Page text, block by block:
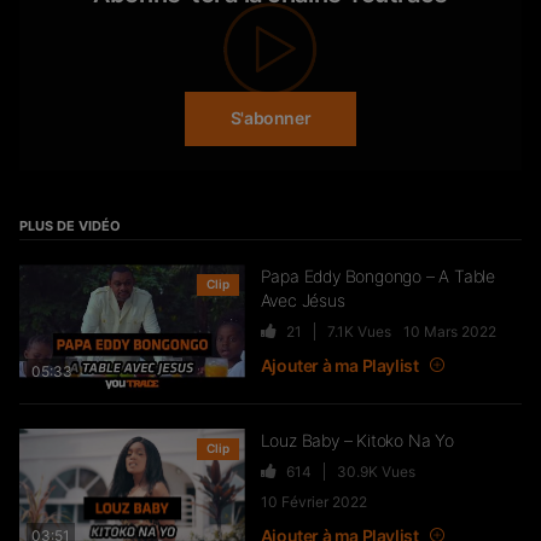
43.1K
Wawa – Accélérer
27 7.8K
Djecko El Franceso – Faut Que
J’men Sorte
28 8K Vues
DJ Quick, Naps & Bosh – MAKING
OF “Vamos”
39 5.2KVues
25 juin 2020 à 17 h 15 min
25 juin 2020 à 9 h 19 min
J'aime ce que tu fais continue comme ça Tu iras
Habib London
25 juin 2020 à 9 h 12 min
Super
Myla S
25 juin 2020 à 9 h 03 min
Beau travail
S'abonner
PLUS DE VIDÉO
05:33
Clip
Papa Eddy Bongongo – A Table
Avec Jésus
21 7.1K Vues 10 Mars 2022
Ajouter à ma Playlist
03:51
Clip Louz Baby – Kitoko Na Yo
614 30.9K Vues
10 Février 2022
Ajouter à ma Playlist